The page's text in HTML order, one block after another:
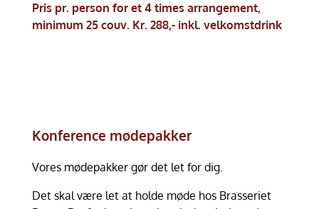
Pris pr. person for et 4 times arrangement,
minimum 25 couv. Kr. 288,- inkl. velkomstdrink
Konference mødepakker
Vores mødepakker gør det let for dig.
Det skal være let at holde møde hos Brasseriet